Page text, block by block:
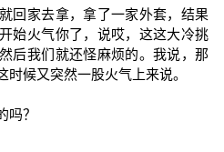
回家去拿，拿了一家外套，结果
始火气你了，说哎，这这大冷挑
后我们就还怪麻烦的。我说，那
候又突然一股火气上来说。
？